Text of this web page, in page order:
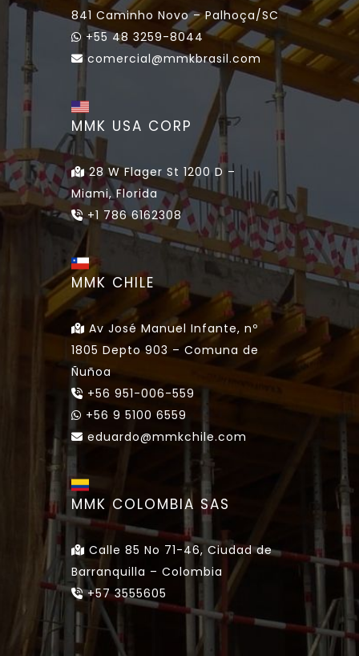
841 Caminho Novo – Palhoça/SC
+55 48 3259-8044
comercial@mmkbrasil.com
MMK USA CORP
28 W Flager St 1200 D –
Miami, Florida
+1 786 6162308
MMK CHILE
Av José Manuel Infante, nº
1805 Depto 903 – Comuna de
Ñuñoa
+56 951-006-559
+56 9 5100 6559
eduardo@mmkchile.com
MMK COLOMBIA SAS
Calle 85 No 71-46, Ciudad de
Barranquilla – Colombia
+57 3555605